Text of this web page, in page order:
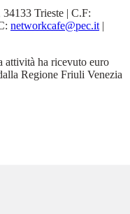
Trieste | C.F:
networkcafe@pec.it |
attività ha ricevuto euro
Regione Friuli Venezia